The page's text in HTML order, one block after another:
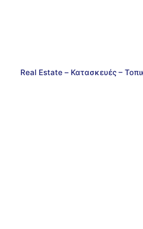
Real Estate – Κατασκευές –